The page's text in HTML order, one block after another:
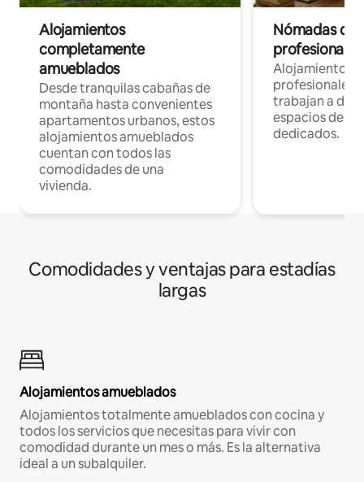
Alojamientos
completamente
amueblados
Desde tranquilas cabañas de
montaña hasta convenientes
apartamentos urbanos, estos
alojamientos amueblados
cuentan con todos las
comodidades de una
vivienda.
Nómadas
Alojamientos
profesionales
trabajan a
espacios de
dedicados.
Comodidades y ventajas para estadías
largas
Alojamientos amueblados
Alojamientos totalmente amueblados con cocina y
todos los servicios que necesitas para vivir con
comodidad durante un mes o más. Es la alternativa
ideal a un subalquiler.